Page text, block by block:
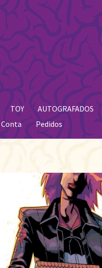
TOY AUTOGRAFADOS
Pedidos